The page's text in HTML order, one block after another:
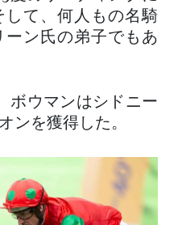
して、何人もの名騎
ン氏の弟子でもあ
ボウマンはシドニー
ンを獲得した。